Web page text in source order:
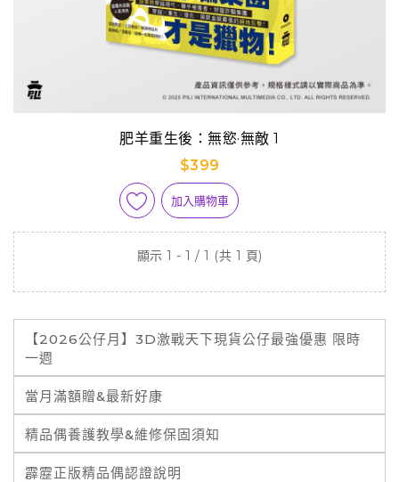
肥羊重生後：無慾·無敵 1
$399
加入購物車
顯示 1 - 1 / 1 (共 1 頁)
【2026公仔月】3D激戰天下現貨公仔最強優惠 限時
一週
當月滿額贈&最新好康
精品偶養護教學&維修保固須知
霹靂正版精品偶認證說明